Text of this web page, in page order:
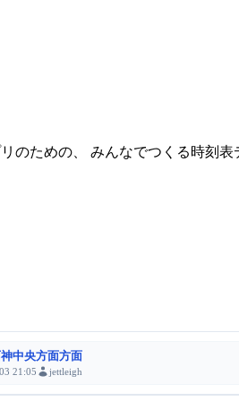
のための、 みんなでつくる時刻表
中央方面方面
21:05 jettleigh